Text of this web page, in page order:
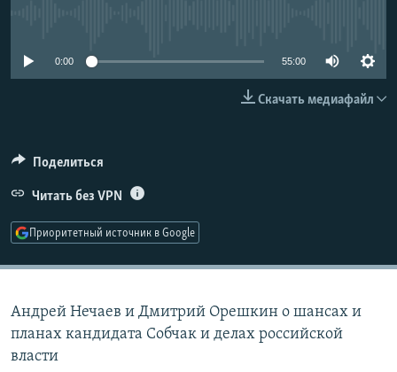
0:00 55:00
Скачать медиафайл
Поделиться
Читать без VPN
Приоритетный источник в Google
Андрей Нечаев и Дмитрий Орешкин о шансах и
планах кандидата Собчак и делах российской
власти